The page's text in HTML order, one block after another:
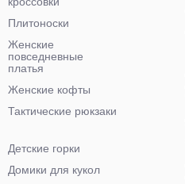
Плитоноски
Женские
повседневные
платья
Женские кофты
Тактические рюкзаки
Детские горки
Домики для кукол